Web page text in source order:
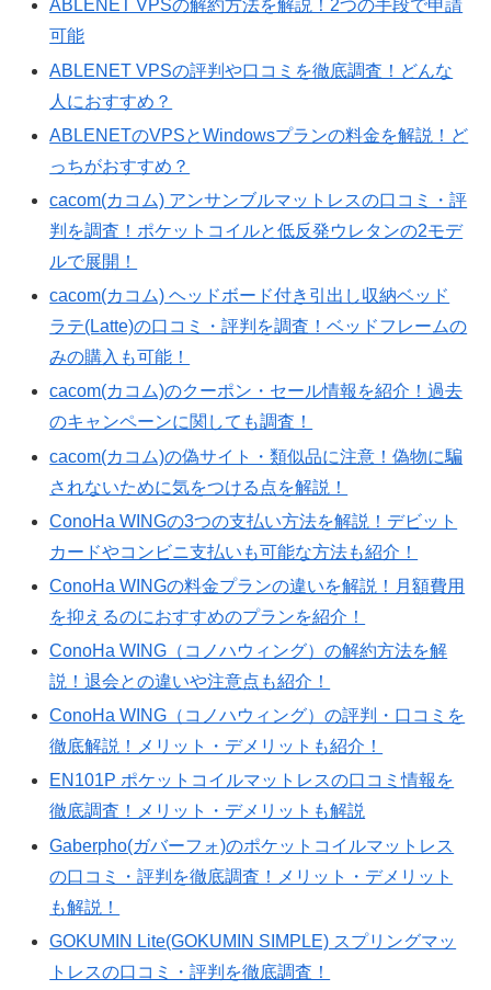
ABLENET VPSの解約方法を解説！2つの手段で申請
可能
ABLENET VPSの評判や口コミを徹底調査！どんな
人におすすめ？
ABLENETのVPSとWindowsプランの料金を解説！ど
っちがおすすめ？
cacom(カコム) アンサンブルマットレスの口コミ・評
判を調査！ポケットコイルと低反発ウレタンの2モデ
ルで展開！
cacom(カコム) ヘッドボード付き引出し収納ベッド
ラテ(Latte)の口コミ・評判を調査！ベッドフレームの
みの購入も可能！
cacom(カコム)のクーポン・セール情報を紹介！過去
のキャンペーンに関しても調査！
cacom(カコム)の偽サイト・類似品に注意！偽物に騙
されないために気をつける点を解説！
ConoHa WINGの3つの支払い方法を解説！デビット
カードやコンビニ支払いも可能な方法も紹介！
ConoHa WINGの料金プランの違いを解説！月額費用
を抑えるのにおすすめのプランを紹介！
ConoHa WING（コノハウィング）の解約方法を解
説！退会との違いや注意点も紹介！
ConoHa WING（コノハウィング）の評判・口コミを
徹底解説！メリット・デメリットも紹介！
EN101P ポケットコイルマットレスの口コミ情報を
徹底調査！メリット・デメリットも解説
Gaberpho(ガバーフォ)のポケットコイルマットレス
の口コミ・評判を徹底調査！メリット・デメリット
も解説！
GOKUMIN Lite(GOKUMIN SIMPLE) スプリングマッ
トレスの口コミ・評判を徹底調査！